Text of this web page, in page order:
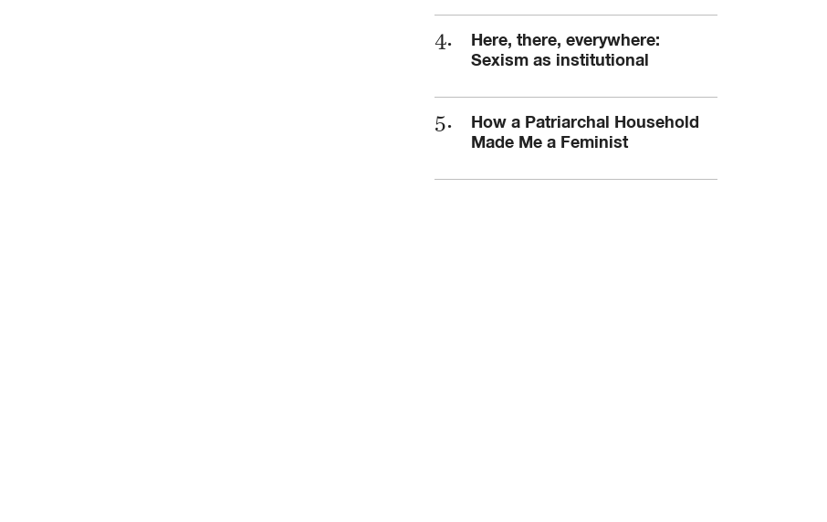
Here, there, everywhere:
Sexism as institutional
How a Patriarchal Household
Made Me a Feminist